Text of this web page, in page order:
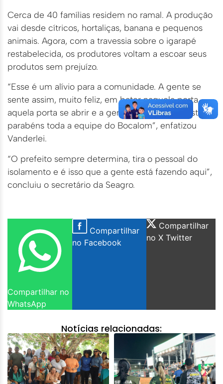
Cerca de 40 famílias residem no ramal. A produção
vai desde cítricos, hortaliças, banana e pequenos
animais. Agora, com a travessia sobre o igarapé
restabelecida, os produtores voltam a escoar seus
produtos sem prejuízo.
“Esse é um alívio para a comunidade. A gente se
sente assim, muito feliz, em bater naquela porta,
aquela porta se abrir e a gente ser atendido. Está de
parabéns toda a equipe do Bocalom”, enfatizou
Vanderlei.
“O prefeito sempre determina, tira o pessoal do
isolamento e é isso que a gente está fazendo aqui”,
concluiu o secretário da Seagro.
Compartilhar no
WhatsApp
Compartilhar
no Facebook
Compartilhar
no X Twitter
Notícias relacionadas: